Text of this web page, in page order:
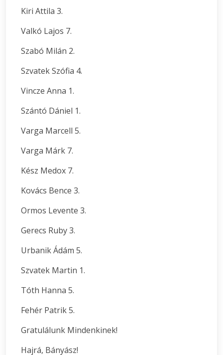
Kiri Attila 3.
Valkó Lajos 7.
Szabó Milán 2.
Szvatek Szófia 4.
Vincze Anna 1.
Szántó Dániel 1.
Varga Marcell 5.
Varga Márk 7.
Kész Medox 7.
Kovács Bence 3.
Ormos Levente 3.
Gerecs Ruby 3.
Urbanik Ádám 5.
Szvatek Martin 1.
Tóth Hanna 5.
Fehér Patrik 5.
Gratulálunk Mindenkinek!
Hajrá, Bányász!